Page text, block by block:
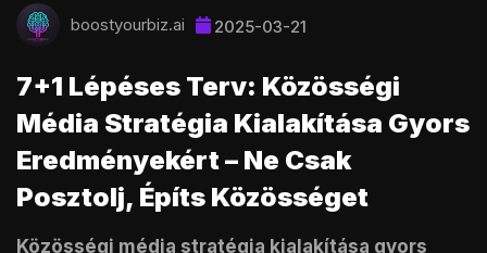
boostyourbiz.ai 2025-03-21
7+1 Lépéses Terv: Közösségi
Média Stratégia Kialakítása Gyors
Eredményekért – Ne Csak
Posztolj, Építs Közösséget
Közösségi média stratégia kialakítása gyors